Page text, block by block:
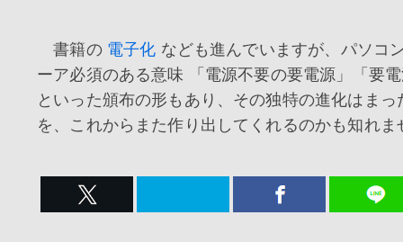
書籍の 電子化 なども進んでいますが、パソコ
ーア必須のある意味 「電源不要の要電源」「要
といった頒布の形もあり、その独特の進化はまっ
を、これからまた作り出してくれるのかも知れま